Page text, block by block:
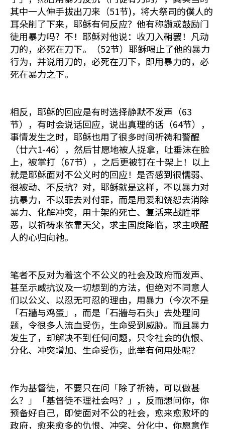
其中一人伸手拔出刀来（51节)，将大祭司的僕人的
耳朵削了下来，耶稣有何反应？他有称讚或鼓励门
徒用暴力吗？不！耶稣对他说：收刀入鞘罢！凡动
刀的，必死在刀下。（52节）耶稣喝止了他的暴力
行为，并说用刀的，必死在刀下，即用暴力的，必
死在暴力之下。
相反，耶稣的回应是有时选择静默不发声（63
节），有时会说话回应，说出真理的话（64节），
事情发生之时，耶稣也用了很多时间祈祷和警醒
（廿六1-46），然后甘愿地被人捉拿，吐垂沫在脸
上，被掌打（67节），之后更被钉在十架上！以上
就是耶稣面对不公义时的回应！是否感到很懦弱、
很被动、不反抗？对，耶稣就是这样，不以暴力对
抗暴力，不以罪去对付罪，而是用爱和饶恕去消除
暴力、化解冲突，用十架的死亡、复活来战胜罪
恶，以祈祷来依靠天父，求主国度降临，求主唤醒
人的心归向祂。
笔者不反对为着这个不公义的社会及政府而发声、
甚至示威抗议及一切想到的方法，但绝对不同意人
们以公义、以忍无可忍的理由，用暴力（今次不是
「石牆与鸡蛋」，而是「石牆与石头」去处理问
题，令很多人流血受伤，生命受到威胁。而且暴力
发生了，却解决不到任何问题，只令社会的仇恨、
分化、冲突增加、生命受伤，此举有何用处呢？
作为基督徒，不要只在问「除了祈祷，可以做甚
么？」「基督徒不理社会吗？」，反而想问你，你
预备好自己，即使面对不公的社会，愈来愈败坏的
政府，愈来愈多的仇恨、冲突、分化中，你愿意作